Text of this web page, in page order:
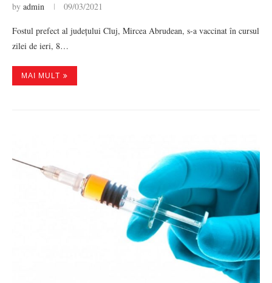
by admin 09/03/2021
Fostul prefect al județului Cluj, Mircea Abrudean, s-a vaccinat în cursul
zilei de ieri, 8…
MAI MULT